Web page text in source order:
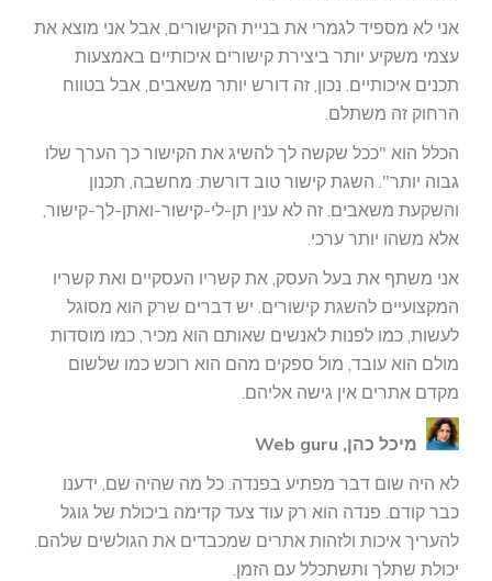
אני לא מספיד לגמרי את בניית הקישורים, אבל אני מוצא את
עצמי משקיע יותר ביצירת קישורים איכותיים באמצעות
תכנים איכותיים. נכון, זה דורש יותר משאבים, אבל בטווח
הרחוק זה משתלם.
הכלל הוא "ככל שקשה לך להשיג את הקישור כך הערך שלו
גבוה יותר". השגת קישור טוב דורשת: מחשבה, תכנון
והשקעת משאבים. זה לא ענין תן-לי-קישור-ואתן-לך-קישור,
אלא משהו יותר ערכי.
אני משתף את בעל העסק, את קשריו העסקיים ואת קשריו
המקצועיים להשגת קישורים. יש דברים שרק הוא מסוגל
לעשות, כמו לפנות לאנשים שאותם הוא מכיר, כמו מוסדות
מולם הוא עובד, מול ספקים מהם הוא רוכש כמו שלשום
מקדם אתרים אין גישה אליהם.
מיכל כהן, Web guru
לא היה שום דבר מפתיע בפנדה. כל מה שהיה שם, ידענו
כבר קודם. פנדה הוא רק עוד צעד קדימה ביכולת של גוגל
להעריך איכות ולזהות אתרים שמכבדים את הגולשים שלהם.
יכולת שתלך ותשתכלל עם הזמן.